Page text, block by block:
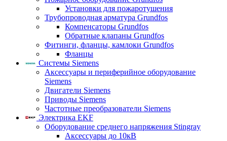
Установки для пожаротушения
Трубопроводная арматура Grundfos
Компенсаторы Grundfos
Обратные клапаны Grundfos
Фитинги, фланцы, камлоки Grundfos
Фланцы
Системы Siemens
Аксессуары и периферийное оборудование
Siemens
Двигатели Siemens
Приводы Siemens
Частотные преобразователи Siemens
Электрика EKF
Оборудование среднего напряжения Stingray
Аксессуары до 10кВ